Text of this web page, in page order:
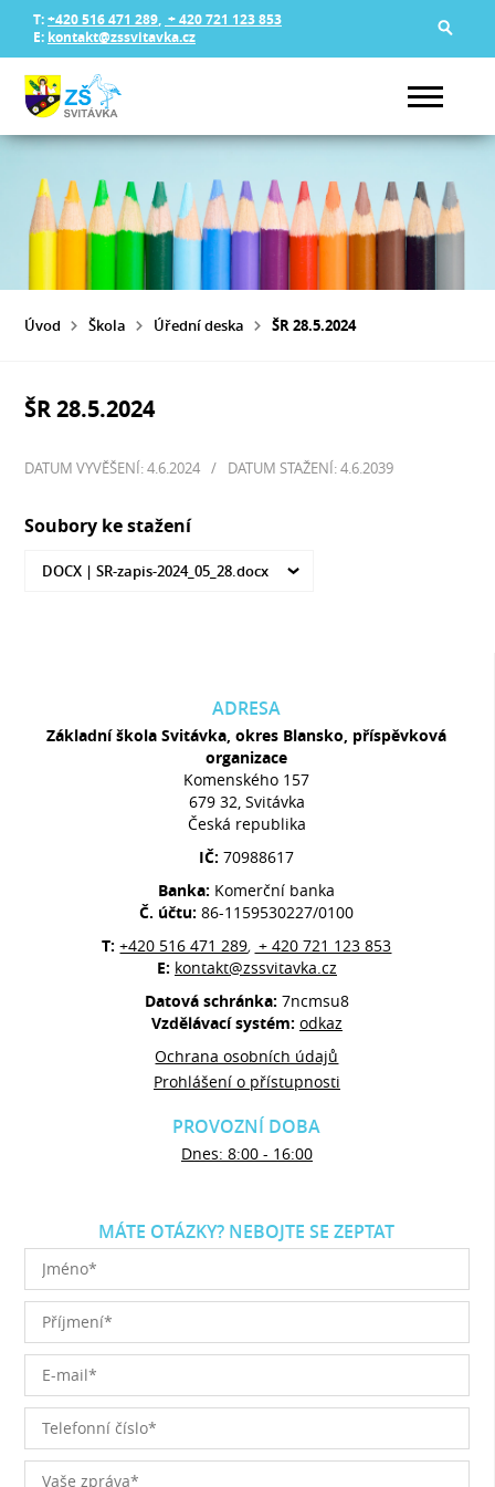
T:+420 516 471 289, + 420 721 123 853
E: kontakt@zssvitavka.cz
Úvod Škola Úřední deska ŠR 28.5.2024
ŠR 28.5.2024
DATUM VYVĚŠENÍ: 4.6.2024 / DATUM STAŽENÍ: 4.6.2039
Soubory ke stažení
DOCX |SR-zapis-2024_05_28.docx
ADRESA
Základní škola Svitávka, okres Blansko, příspěvková
organizace
Komenského 157
679 32, Svitávka
Česká republika
IČ:70988617
Banka: Komerční banka
Č. účtu:86-1159530227/0100
T:+420 516 471 289, + 420 721 123 853
E: kontakt@zssvitavka.cz
Datová schránka: 7ncmsu8
Vzdělávací systém: odkaz
Ochrana osobních údajů
Prohlášení o přístupnosti
PROVOZNÍ DOBA
Dnes: 8:00 - 16:00
MÁTE OTÁZKY? NEBOJTE SE ZEPTAT